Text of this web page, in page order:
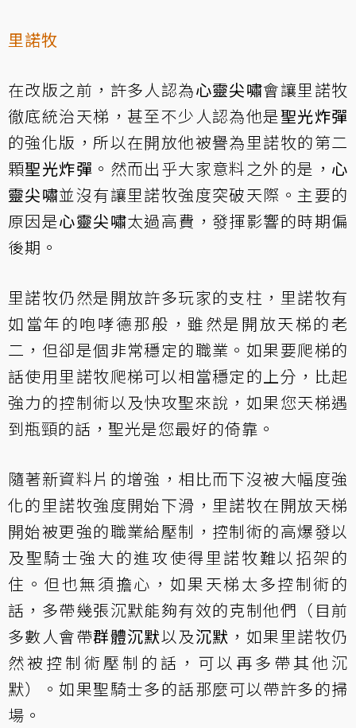
里諾牧
在改版之前，許多人認為心靈尖嘯會讓里諾牧
徹底統治天梯，甚至不少人認為他是聖光炸彈
的強化版，所以在開放他被譽為里諾牧的第二
顆聖光炸彈 。然而出乎大家意料之外的是， 心
靈尖嘯並沒有讓里諾牧強度突破天際。主要的
原因是心靈尖嘯太過高費，發揮影響的時期偏
後期。
里諾牧仍然是開放許多玩家的支柱，里諾牧有
如當年的咆哮德那般，雖然是開放天梯的老
二，但卻是個非常穩定的職業。如果要爬梯的
話使用里諾牧爬梯可以相當穩定的上分，比起
強力的控制術以及快攻聖來說，如果您天梯遇
到瓶頸的話，聖光是您最好的倚靠。
隨著新資料片的增強，相比而下沒被大幅度強
化的里諾牧強度開始下滑，里諾牧在開放天梯
開始被更強的職業給壓制，控制術的高爆發以
及聖騎士強大的進攻使得里諾牧難以招架的
住。但也無須擔心，如果天梯太多控制術的
話，多帶幾張沉默能夠有效的克制他們（目前
多數人會帶群體沉默以及沉默 ，如果里諾牧仍
然被控制術壓制的話，可以再多帶其他沉
默）。如果聖騎士多的話那麼可以帶許多的掃
場。